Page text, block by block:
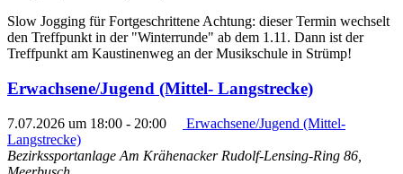
Slow Jogging für Fortgeschrittene Achtung: dieser Termin wechselt
den Treffpunkt in der "Winterrunde" ab dem 1.11. Dann ist der
Treffpunkt am Kaustinenweg an der Musikschule in Strümp!
Erwachsene/Jugend (Mittel- Langstrecke)
7.07.2026 um 18:00 - 20:00
Erwachsene/Jugend (Mittel-
Langstrecke)
Bezirkssportanlage Am Krähenacker Rudolf-Lensing-Ring 86,